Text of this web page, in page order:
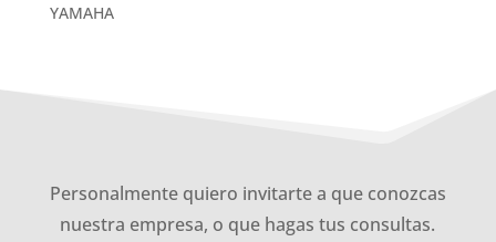
YAMAHA
Personalmente quiero invitarte a que conozcas
nuestra empresa, o que hagas tus consultas.